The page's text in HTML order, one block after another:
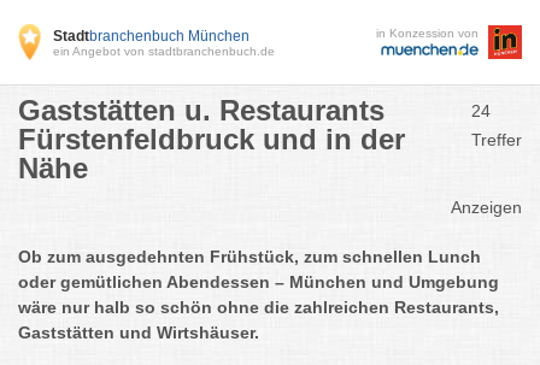
Stadtbranchenbuch München
ein Angebot von stadtbranchenbuch.de
in Konzession von
Gaststätten u. Restaurants
Fürstenfeldbruck und in der
Nähe
24
Treffer
Anzeigen
Ob zum ausgedehnten Frühstück, zum schnellen Lunch
oder gemütlichen Abendessen – München und Umgebung
wäre nur halb so schön ohne die zahlreichen Restaurants,
Gaststätten und Wirtshäuser.